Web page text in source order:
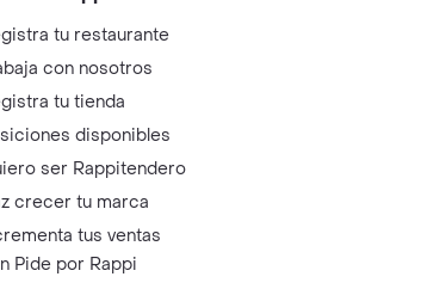
tu restaurante
con nosotros
tu tienda
disponibles
ser Rappitendero
crecer tu marca
tus ventas
Pide por Rappi